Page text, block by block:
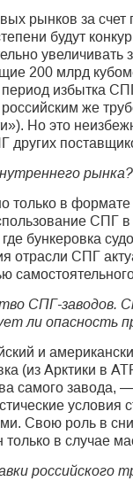
рынков за
будут
увеличивать
200 млрд
избытка
же
Но это
других
только в
СПГ
бункеровка
отрасли СПГ
СПГ-заводов.
ли опасность
и
(из Арктики в
самого завода, —
Свою роль в
в случае
российского